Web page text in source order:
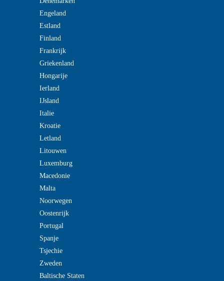
Engeland
Estland
Finland
Frankrijk
Griekenland
Hongarije
Ierland
IJsland
Italie
Kroatie
Letland
Litouwen
Luxemburg
Macedonie
Malta
Noorwegen
Oostenrijk
Portugal
Spanje
Tsjechie
Zweden
Baltische Staten